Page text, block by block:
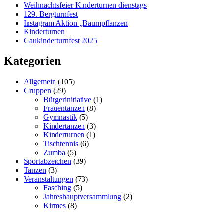
Weihnachtsfeier Kinderturnen dienstags
129. Bergturnfest
Instagram Aktion „Baumpflanzen
Kinderturnen
Gaukinderturnfest 2025
Kategorien
Allgemein (105)
Gruppen (29)
Bürgerinitiative (1)
Frauentanzen (8)
Gymnastik (5)
Kindertanzen (3)
Kinderturnen (1)
Tischtennis (6)
Zumba (5)
Sportabzeichen (39)
Tanzen (3)
Veranstaltungen (73)
Fasching (5)
Jahreshauptversammlung (2)
Kirmes (8)